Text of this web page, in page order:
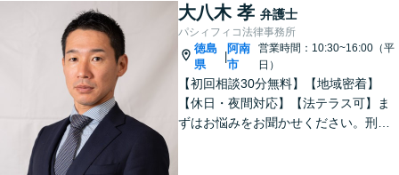
大八木 孝 弁護士
パシィフィコ法律事務所
徳島
県
|
阿南
市
営業時間：10:30~16:00（平
日）
【初回相談30分無料】【地域密着】
【休日・夜間対応】【法テラス可】ま
ずはお悩みをお聞かせください。刑事